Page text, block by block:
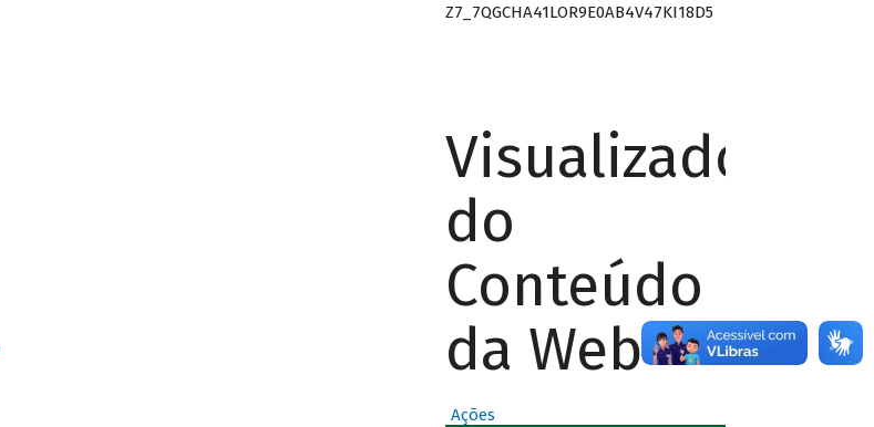
Z7_7QGCHA41LOR9E0AB4V47KI18D5
Visualizador
do
Conteúdo
da Web
Ações